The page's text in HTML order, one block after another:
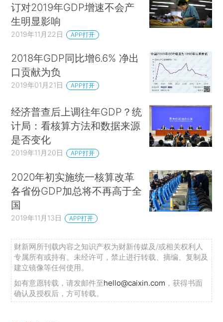
订对2019年GDP增速不会产
生明显影响
2019年11月22日 APP打开
2018年GDP同比增6.6% 净出
口贡献为负
2019年01月21日 APP打开
经济普查后上调往年GDP？统
计局：看核算方法和数据来源
是否变化
2019年11月20日 APP打开
2020年初实施统一核算改革
各省份GDP加总将不再高于全
国
2019年11月13日 APP打开
财新网所刊载内容之知识产权为财新传媒及/或相关权利人
专属所有或持有。未经许可，禁止进行转载、摘编、复制及
建立镜像等任何使用。
如有意愿转载，请发邮件至hello@caixin.com ，获得书面
确认及授权后，方可转载。